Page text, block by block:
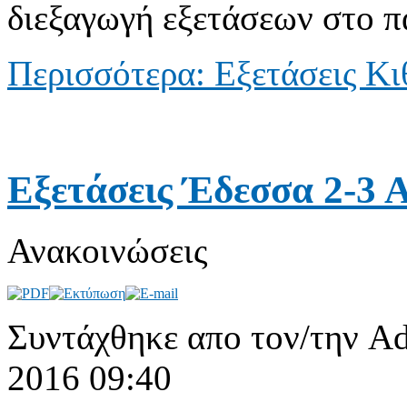
διεξαγωγή εξετάσεων στο
Περισσότερα: Εξετάσεις
Εξετάσεις Έδεσσα 2-3
Ανακοινώσεις
Συντάχθηκε απο τον/την
2016 09:40